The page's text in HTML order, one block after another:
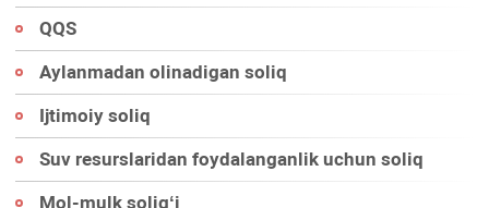
QQS
Aylanmadan olinadigan soliq
Ijtimoiy soliq
Suv resurslaridan foydalanganlik uchun soliq
Mol-mulk soligʻi